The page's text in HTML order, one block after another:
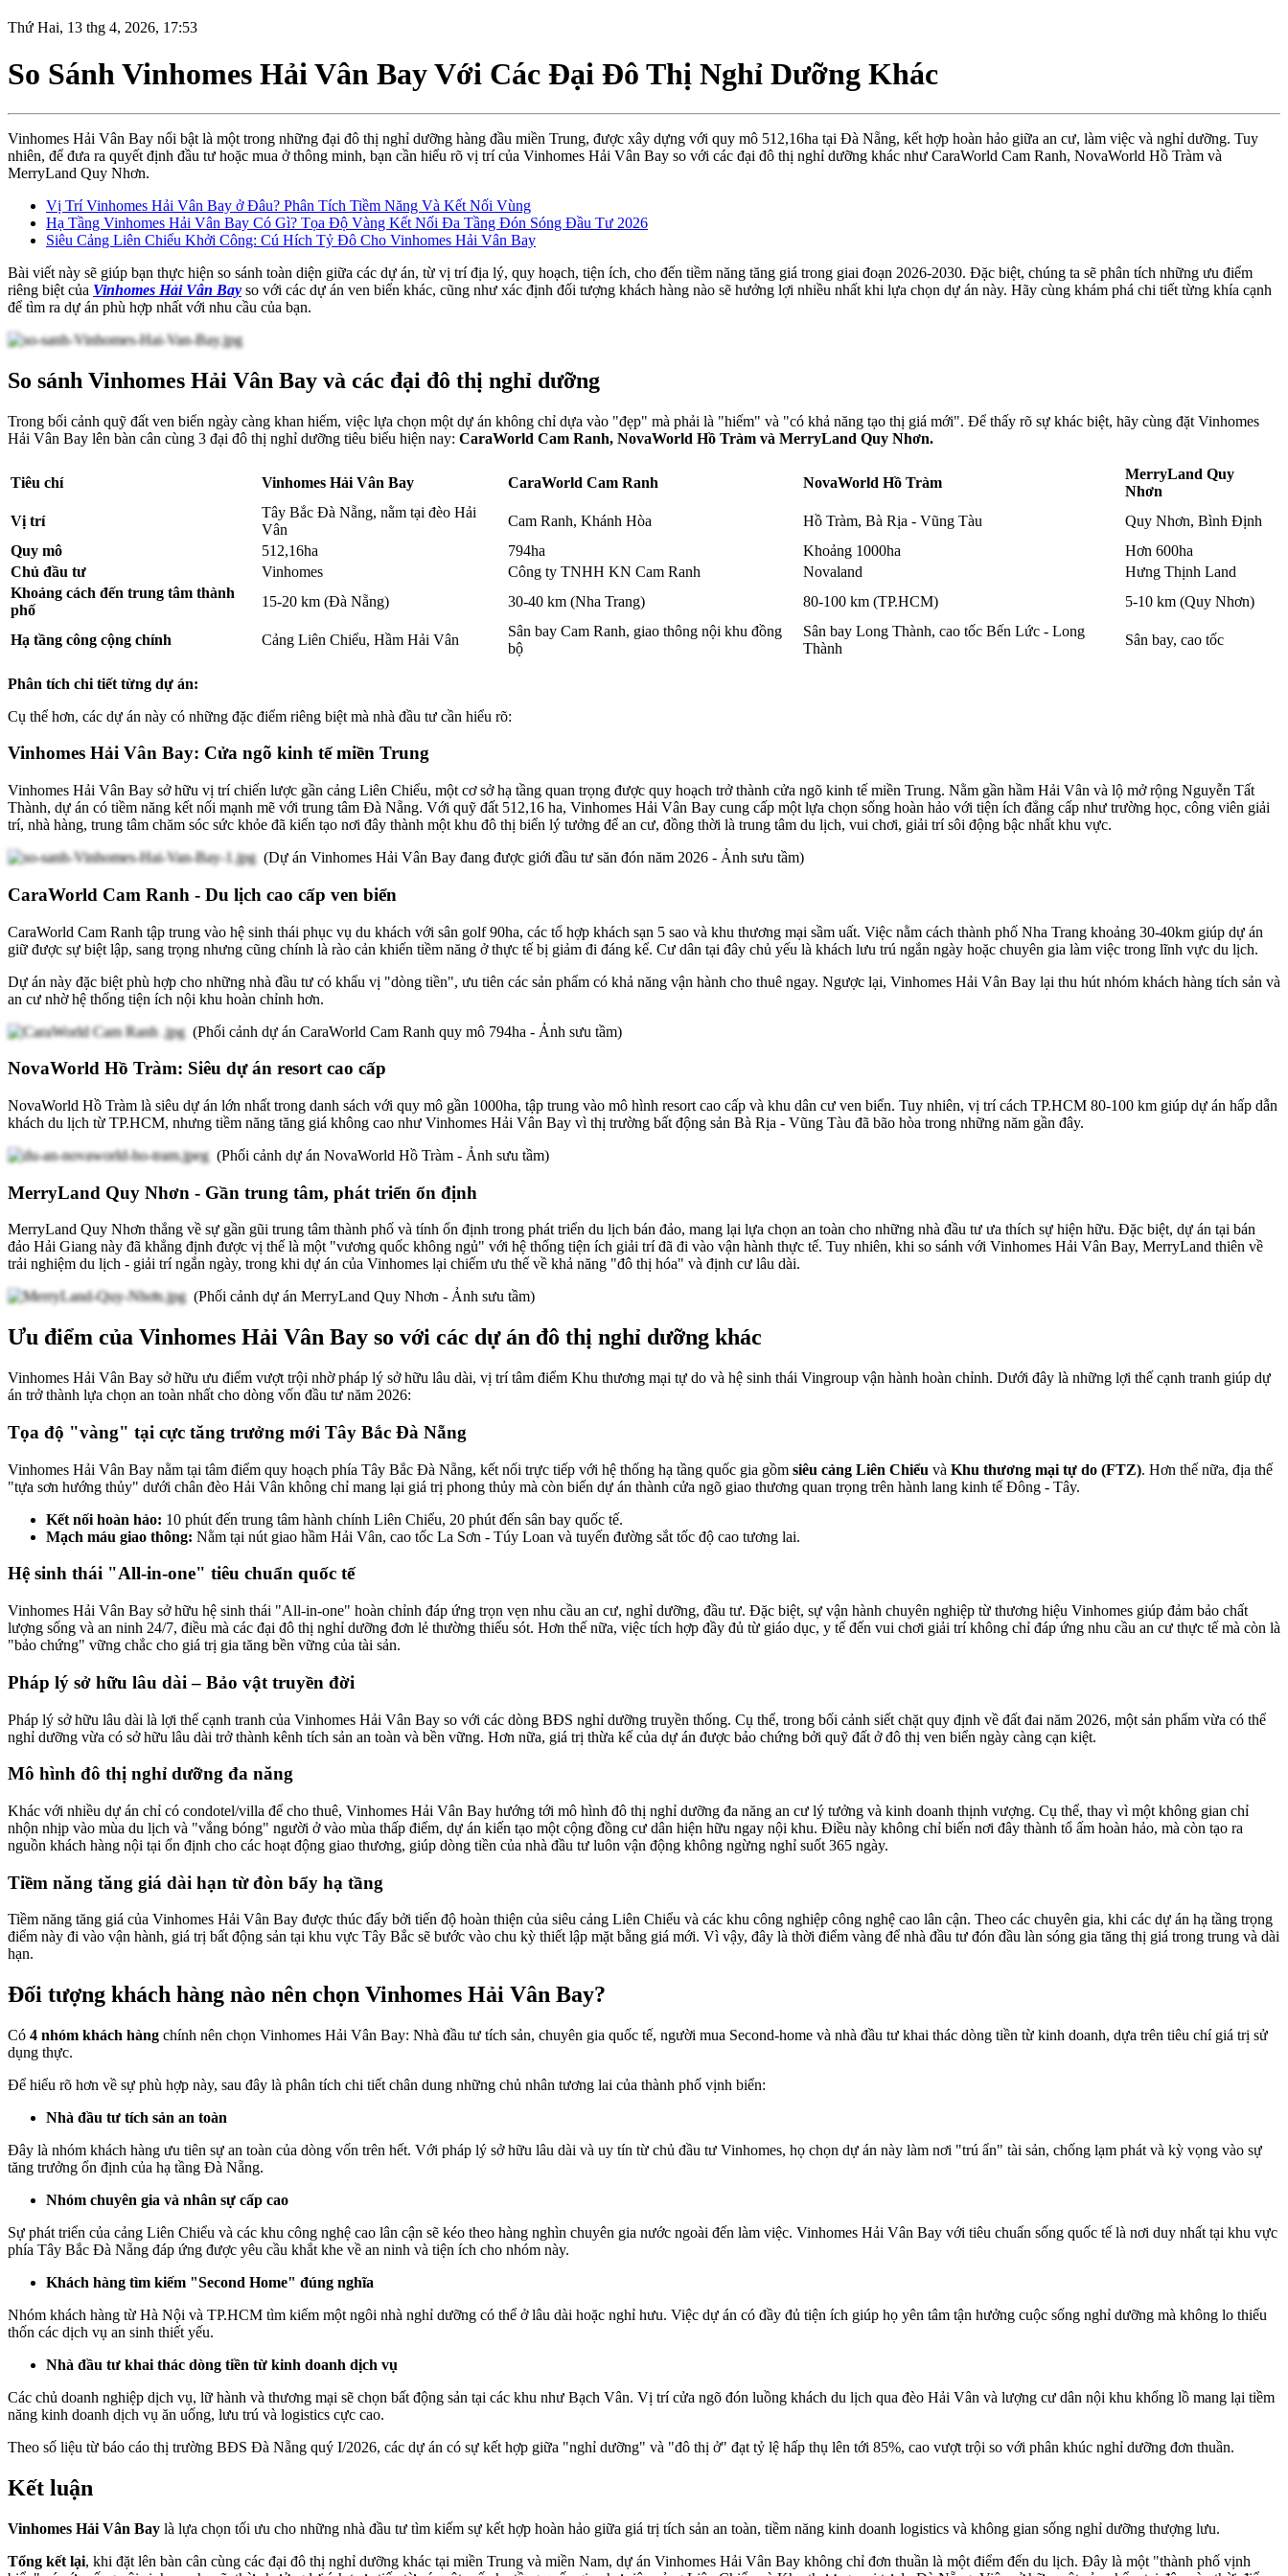
Thứ Hai, 13 thg 4, 2026, 17:53
So Sánh Vinhomes Hải Vân Bay Với Các Đại Đô Thị Nghỉ Dưỡng Khác
Vinhomes Hải Vân Bay nổi bật là một trong những đại đô thị nghỉ dưỡng hàng đầu miền Trung, được xây dựng với quy mô 512,16ha tại Đà Nẵng, kết hợp hoàn hảo giữa an cư, làm việc và nghỉ dưỡng. Tuy
nhiên, để đưa ra quyết định đầu tư hoặc mua ở thông minh, bạn cần hiểu rõ vị trí của Vinhomes Hải Vân Bay so với các đại đô thị nghỉ dưỡng khác như CaraWorld Cam Ranh, NovaWorld Hồ Tràm và
MerryLand Quy Nhơn.
Vị Trí Vinhomes Hải Vân Bay ở Đâu? Phân Tích Tiềm Năng Và Kết Nối Vùng
Hạ Tầng Vinhomes Hải Vân Bay Có Gì? Tọa Độ Vàng Kết Nối Đa Tầng Đón Sóng Đầu Tư 2026
Siêu Cảng Liên Chiểu Khởi Công: Cú Hích Tỷ Đô Cho Vinhomes Hải Vân Bay
Bài viết này sẽ giúp bạn thực hiện so sánh toàn diện giữa các dự án, từ vị trí địa lý, quy hoạch, tiện ích, cho đến tiềm năng tăng giá trong giai đoạn 2026-2030. Đặc biệt, chúng ta sẽ phân tích những ưu điểm
riêng biệt của Vinhomes Hải Vân Bay so với các dự án ven biển khác, cũng như xác định đối tượng khách hàng nào sẽ hưởng lợi nhiều nhất khi lựa chọn dự án này. Hãy cùng khám phá chi tiết từng khía cạnh
để tìm ra dự án phù hợp nhất với nhu cầu của bạn.
So sánh Vinhomes Hải Vân Bay và các đại đô thị nghỉ dưỡng
Trong bối cảnh quỹ đất ven biển ngày càng khan hiếm, việc lựa chọn một dự án không chỉ dựa vào "đẹp" mà phải là "hiếm" và "có khả năng tạo thị giá mới". Để thấy rõ sự khác biệt, hãy cùng đặt Vinhomes
Hải Vân Bay lên bàn cân cùng 3 đại đô thị nghỉ dưỡng tiêu biểu hiện nay: CaraWorld Cam Ranh, NovaWorld Hồ Tràm và MerryLand Quy Nhơn.
Tiêu chí Vinhomes Hải Vân Bay CaraWorld Cam Ranh NovaWorld Hồ Tràm
MerryLand Quy
Nhơn
Vị trí
Tây Bắc Đà Nẵng, nằm tại đèo Hải
Vân
Cam Ranh, Khánh Hòa Hồ Tràm, Bà Rịa - Vũng Tàu
Quy Nhơn, Bình Định
Quy mô
512,16ha 794ha Khoảng 1000ha
Hơn 600ha
Chủ đầu tư
Vinhomes Công ty TNHH KN Cam Ranh Novaland
Hưng Thịnh Land
Khoảng cách đến trung tâm thành
phố
15-20 km (Đà Nẵng) 30-40 km (Nha Trang) 80-100 km (TP.HCM) 5-10 km (Quy Nhơn)
Hạ tầng công cộng chính Cảng Liên Chiểu, Hầm Hải Vân
Sân bay Cam Ranh, giao thông nội khu đồng
bộ
Sân bay Long Thành, cao tốc Bến Lức - Long
Thành
Sân bay, cao tốc
Phân tích chi tiết từng dự án:
Cụ thể hơn, các dự án này có những đặc điểm riêng biệt mà nhà đầu tư cần hiểu rõ:
Vinhomes Hải Vân Bay: Cửa ngõ kinh tế miền Trung
Vinhomes Hải Vân Bay sở hữu vị trí chiến lược gần cảng Liên Chiểu, một cơ sở hạ tầng quan trọng được quy hoạch trở thành cửa ngõ kinh tế miền Trung. Nằm gần hầm Hải Vân và lộ mở rộng Nguyễn Tất
Thành, dự án có tiềm năng kết nối mạnh mẽ với trung tâm Đà Nẵng. Với quỹ đất 512,16 ha, Vinhomes Hải Vân Bay cung cấp một lựa chọn sống hoàn hảo với tiện ích đẳng cấp như trường học, công viên giải
trí, nhà hàng, trung tâm chăm sóc sức khỏe đã kiến tạo nơi đây thành một khu đô thị biển lý tưởng để an cư, đồng thời là trung tâm du lịch, vui chơi, giải trí sôi động bậc nhất khu vực.
(Dự án Vinhomes Hải Vân Bay đang được giới đầu tư săn đón năm 2026 - Ảnh sưu tầm)
CaraWorld Cam Ranh - Du lịch cao cấp ven biển
CaraWorld Cam Ranh tập trung vào hệ sinh thái phục vụ du khách với sân golf 90ha, các tổ hợp khách sạn 5 sao và khu thương mại sầm uất. Việc nằm cách thành phố Nha Trang khoảng 30-40km giúp dự án
giữ được sự biệt lập, sang trọng nhưng cũng chính là rào cản khiến tiềm năng ở thực tế bị giảm đi đáng kể. Cư dân tại đây chủ yếu là khách lưu trú ngắn ngày hoặc chuyên gia làm việc trong lĩnh vực du lịch.
Dự án này đặc biệt phù hợp cho những nhà đầu tư có khẩu vị "dòng tiền", ưu tiên các sản phẩm có khả năng vận hành cho thuê ngay. Ngược lại, Vinhomes Hải Vân Bay lại thu hút nhóm khách hàng tích sản và
an cư nhờ hệ thống tiện ích nội khu hoàn chỉnh hơn.
(Phối cảnh dự án CaraWorld Cam Ranh quy mô 794ha - Ảnh sưu tầm)
NovaWorld Hồ Tràm: Siêu dự án resort cao cấp
NovaWorld Hồ Tràm là siêu dự án lớn nhất trong danh sách với quy mô gần 1000ha, tập trung vào mô hình resort cao cấp và khu dân cư ven biển. Tuy nhiên, vị trí cách TP.HCM 80-100 km giúp dự án hấp dẫn
khách du lịch từ TP.HCM, nhưng tiềm năng tăng giá không cao như Vinhomes Hải Vân Bay vì thị trường bất động sản Bà Rịa - Vũng Tàu đã bão hòa trong những năm gần đây.
(Phối cảnh dự án NovaWorld Hồ Tràm - Ảnh sưu tầm)
MerryLand Quy Nhơn - Gần trung tâm, phát triển ổn định
MerryLand Quy Nhơn thắng về sự gần gũi trung tâm thành phố và tính ổn định trong phát triển du lịch bán đảo, mang lại lựa chọn an toàn cho những nhà đầu tư ưa thích sự hiện hữu. Đặc biệt, dự án tại bán
đảo Hải Giang này đã khẳng định được vị thế là một "vương quốc không ngủ" với hệ thống tiện ích giải trí đã đi vào vận hành thực tế. Tuy nhiên, khi so sánh với Vinhomes Hải Vân Bay, MerryLand thiên về
trải nghiệm du lịch - giải trí ngắn ngày, trong khi dự án của Vinhomes lại chiếm ưu thế về khả năng "đô thị hóa" và định cư lâu dài.
(Phối cảnh dự án MerryLand Quy Nhơn - Ảnh sưu tầm)
Ưu điểm của Vinhomes Hải Vân Bay so với các dự án đô thị nghỉ dưỡng khác
Vinhomes Hải Vân Bay sở hữu ưu điểm vượt trội nhờ pháp lý sở hữu lâu dài, vị trí tâm điểm Khu thương mại tự do và hệ sinh thái Vingroup vận hành hoàn chỉnh. Dưới đây là những lợi thế cạnh tranh giúp dự
án trở thành lựa chọn an toàn nhất cho dòng vốn đầu tư năm 2026:
Tọa độ "vàng" tại cực tăng trưởng mới Tây Bắc Đà Nẵng
Vinhomes Hải Vân Bay nằm tại tâm điểm quy hoạch phía Tây Bắc Đà Nẵng, kết nối trực tiếp với hệ thống hạ tầng quốc gia gồm siêu cảng Liên Chiểu và Khu thương mại tự do (FTZ). Hơn thế nữa, địa thế
"tựa sơn hướng thủy" dưới chân đèo Hải Vân không chỉ mang lại giá trị phong thủy mà còn biến dự án thành cửa ngõ giao thương quan trọng trên hành lang kinh tế Đông - Tây.
Kết nối hoàn hảo: 10 phút đến trung tâm hành chính Liên Chiểu, 20 phút đến sân bay quốc tế.
Mạch máu giao thông: Nằm tại nút giao hầm Hải Vân, cao tốc La Sơn - Túy Loan và tuyến đường sắt tốc độ cao tương lai.
Hệ sinh thái "All-in-one" tiêu chuẩn quốc tế
Vinhomes Hải Vân Bay sở hữu hệ sinh thái "All-in-one" hoàn chỉnh đáp ứng trọn vẹn nhu cầu an cư, nghỉ dưỡng, đầu tư. Đặc biệt, sự vận hành chuyên nghiệp từ thương hiệu Vinhomes giúp đảm bảo chất
lượng sống và an ninh 24/7, điều mà các đại đô thị nghỉ dưỡng đơn lẻ thường thiếu sót. Hơn thế nữa, việc tích hợp đầy đủ từ giáo dục, y tế đến vui chơi giải trí không chỉ đáp ứng nhu cầu an cư thực tế mà còn là
"bảo chứng" vững chắc cho giá trị gia tăng bền vững của tài sản.
Pháp lý sở hữu lâu dài – Bảo vật truyền đời
Pháp lý sở hữu lâu dài là lợi thế cạnh tranh của Vinhomes Hải Vân Bay so với các dòng BĐS nghỉ dưỡng truyền thống. Cụ thể, trong bối cảnh siết chặt quy định về đất đai năm 2026, một sản phẩm vừa có thể
nghỉ dưỡng vừa có sở hữu lâu dài trở thành kênh tích sản an toàn và bền vững. Hơn nữa, giá trị thừa kế của dự án được bảo chứng bởi quỹ đất ở đô thị ven biển ngày càng cạn kiệt.
Mô hình đô thị nghỉ dưỡng đa năng
Khác với nhiều dự án chỉ có condotel/villa để cho thuê, Vinhomes Hải Vân Bay hướng tới mô hình đô thị nghỉ dưỡng đa năng an cư lý tưởng và kinh doanh thịnh vượng. Cụ thể, thay vì một không gian chỉ
nhộn nhịp vào mùa du lịch và "vắng bóng" người ở vào mùa thấp điểm, dự án kiến tạo một cộng đồng cư dân hiện hữu ngay nội khu. Điều này không chỉ biến nơi đây thành tổ ấm hoàn hảo, mà còn tạo ra
nguồn khách hàng nội tại ổn định cho các hoạt động giao thương, giúp dòng tiền của nhà đầu tư luôn vận động không ngừng nghỉ suốt 365 ngày.
Tiềm năng tăng giá dài hạn từ đòn bẩy hạ tầng
Tiềm năng tăng giá của Vinhomes Hải Vân Bay được thúc đẩy bởi tiến độ hoàn thiện của siêu cảng Liên Chiểu và các khu công nghiệp công nghệ cao lân cận. Theo các chuyên gia, khi các dự án hạ tầng trọng
điểm này đi vào vận hành, giá trị bất động sản tại khu vực Tây Bắc sẽ bước vào chu kỳ thiết lập mặt bằng giá mới. Vì vậy, đây là thời điểm vàng để nhà đầu tư đón đầu làn sóng gia tăng thị giá trong trung và dài
hạn.
Đối tượng khách hàng nào nên chọn Vinhomes Hải Vân Bay?
Có 4 nhóm khách hàng chính nên chọn Vinhomes Hải Vân Bay: Nhà đầu tư tích sản, chuyên gia quốc tế, người mua Second-home và nhà đầu tư khai thác dòng tiền từ kinh doanh, dựa trên tiêu chí giá trị sử
dụng thực.
Để hiểu rõ hơn về sự phù hợp này, sau đây là phân tích chi tiết chân dung những chủ nhân tương lai của thành phố vịnh biển:
Nhà đầu tư tích sản an toàn
Đây là nhóm khách hàng ưu tiên sự an toàn của dòng vốn trên hết. Với pháp lý sở hữu lâu dài và uy tín từ chủ đầu tư Vinhomes, họ chọn dự án này làm nơi "trú ẩn" tài sản, chống lạm phát và kỳ vọng vào sự
tăng trưởng ổn định của hạ tầng Đà Nẵng.
Nhóm chuyên gia và nhân sự cấp cao
Sự phát triển của cảng Liên Chiểu và các khu công nghệ cao lân cận sẽ kéo theo hàng nghìn chuyên gia nước ngoài đến làm việc. Vinhomes Hải Vân Bay với tiêu chuẩn sống quốc tế là nơi duy nhất tại khu vực
phía Tây Bắc Đà Nẵng đáp ứng được yêu cầu khắt khe về an ninh và tiện ích cho nhóm này.
Khách hàng tìm kiếm "Second Home" đúng nghĩa
Nhóm khách hàng từ Hà Nội và TP.HCM tìm kiếm một ngôi nhà nghỉ dưỡng có thể ở lâu dài hoặc nghỉ hưu. Việc dự án có đầy đủ tiện ích giúp họ yên tâm tận hưởng cuộc sống nghỉ dưỡng mà không lo thiếu
thốn các dịch vụ an sinh thiết yếu.
Nhà đầu tư khai thác dòng tiền từ kinh doanh dịch vụ
Các chủ doanh nghiệp dịch vụ, lữ hành và thương mại sẽ chọn bất động sản tại các khu như Bạch Vân. Vị trí cửa ngõ đón luồng khách du lịch qua đèo Hải Vân và lượng cư dân nội khu khổng lồ mang lại tiềm
năng kinh doanh dịch vụ ăn uống, lưu trú và logistics cực cao.
Theo số liệu từ báo cáo thị trường BĐS Đà Nẵng quý I/2026, các dự án có sự kết hợp giữa "nghỉ dưỡng" và "đô thị ở" đạt tỷ lệ hấp thụ lên tới 85%, cao vượt trội so với phân khúc nghỉ dưỡng đơn thuần.
Kết luận
Vinhomes Hải Vân Bay là lựa chọn tối ưu cho những nhà đầu tư tìm kiếm sự kết hợp hoàn hảo giữa giá trị tích sản an toàn, tiềm năng kinh doanh logistics và không gian sống nghỉ dưỡng thượng lưu.
Tổng kết lại, khi đặt lên bàn cân cùng các đại đô thị nghỉ dưỡng khác tại miền Trung và miền Nam, dự án Vinhomes Hải Vân Bay không chỉ đơn thuần là một điểm đến du lịch. Đây là một "thành phố vịnh